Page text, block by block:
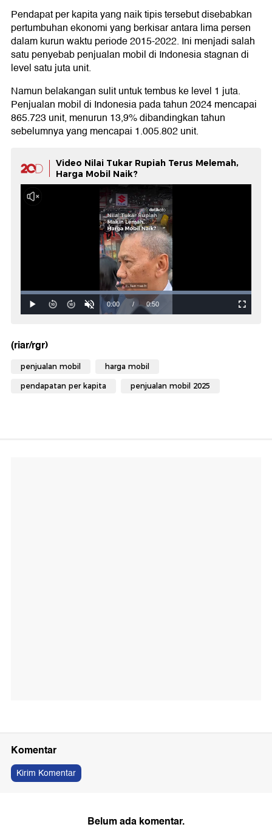
Pendapat per kapita yang naik tipis tersebut disebabkan
pertumbuhan ekonomi yang berkisar antara lima persen
dalam kurun waktu periode 2015-2022. Ini menjadi salah
satu penyebab penjualan mobil di Indonesia stagnan di
level satu juta unit.
Namun belakangan sulit untuk tembus ke level 1 juta.
Penjualan mobil di Indonesia pada tahun 2024 mencapai
865.723 unit, menurun 13,9% dibandingkan tahun
sebelumnya yang mencapai 1.005.802 unit.
Video Nilai Tukar Rupiah Terus Melemah,
Harga Mobil Naik?
(riar/rgr)
penjualan mobil harga mobil
pendapatan per kapita penjualan mobil 2025
Komentar
Kirim Komentar
Belum ada komentar.